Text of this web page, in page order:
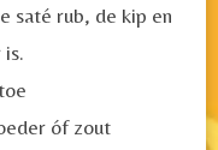
saté rub, de kip en
óf zout